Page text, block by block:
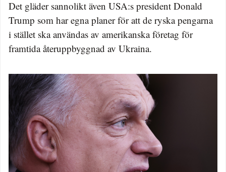
Det gläder sannolikt även USA:s president Donald
Trump som har egna planer för att de ryska pengarna
i stället ska användas av amerikanska företag för
framtida återuppbyggnad av Ukraina.